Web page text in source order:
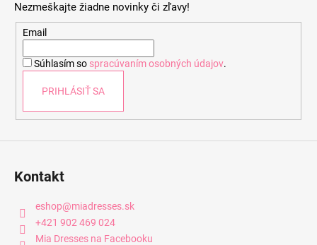
Nezmeškajte žiadne novinky či zľavy!
Email
Súhlasím so spracúvaním osobných údajov.
PRIHLÁSIŤ SA
Kontakt
eshop@miadresses.sk
+421 902 469 024
Mia Dresses na Facebooku